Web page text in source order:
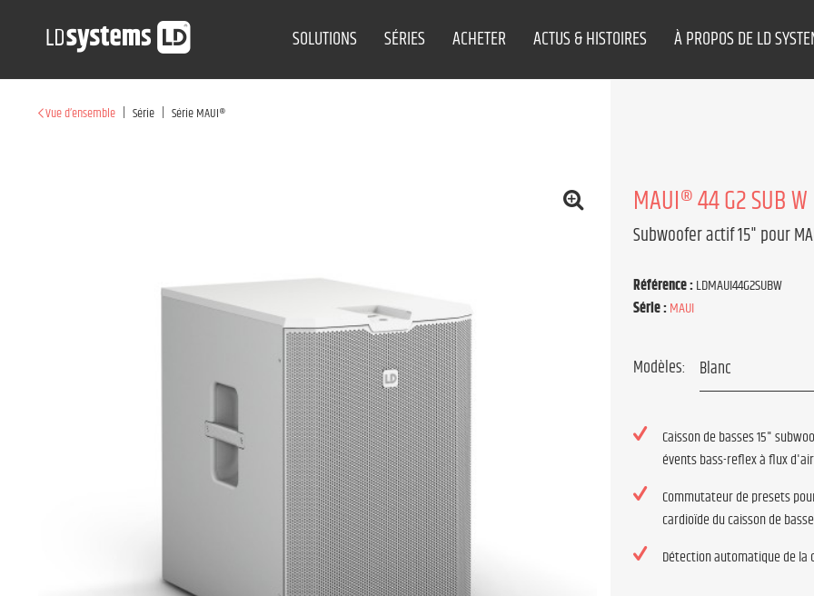
SOLUTIONS SÉRIES ACHETER ACTUS & HISTOIRES À PROPOS DE LD
Vue d’ensemble | Série | Série MAUI®
MAUI® 44 G2 SUB W
Subwoofer actif 15" pour
Référence :LDMAUI44G2SUBW
Série :MAUI
Modèles:
Caisson de basses 15"
évents bass-reflex à flux
Commutateur de presets
cardioïde du caisson de
Détection automatique de